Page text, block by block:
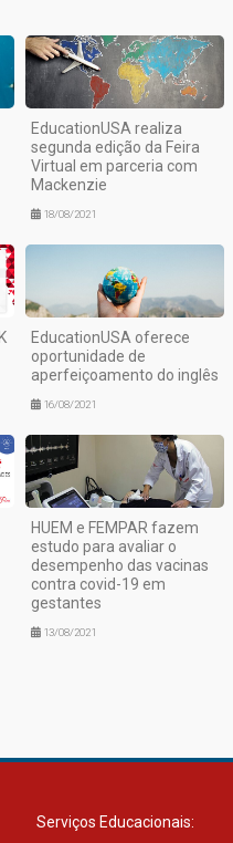
EducationUSA realiza
segunda edição da Feira
Virtual em parceria com
Mackenzie
18/08/2021
EducationUSA oferece
oportunidade de
aperfeiçoamento do inglês
16/08/2021
HUEM e FEMPAR fazem
estudo para avaliar o
desempenho das vacinas
contra covid-19 em
gestantes
13/08/2021
Serviços Educacionais: